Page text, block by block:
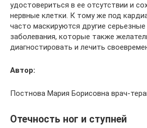
удостовериться в ее отсутствии и
нервные клетки. К тому же под
часто маскируются другие серьезные
заболевания, которые также
диагностировать и лечить
Автор:
Постнова Мария Борисовна врач-
Отечность ног и ступней